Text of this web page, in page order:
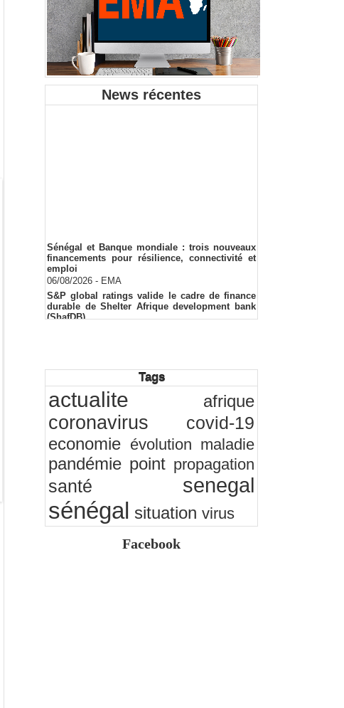
News récentes
financements pour résilience, connectivité et
emploi
06/08/2026
EMA
S&P global ratings valide le cadre de finance
durable de Shelter Afrique development bank
(ShafDB)
06/08/2026
Observatoire des finances locales - Obfiloc :
transparence locale, impact national
26/07/2026 -
Ndakhté M. GAYE
Rapport Bceao 2025 : résilience, transition et
innovation
Ndakhté M. GAYE
Tags
actualite afrique
coronavirus
covid-19
economie évolution maladie
pandémie point propagation
santé senegal
sénégal situation virus
Facebook